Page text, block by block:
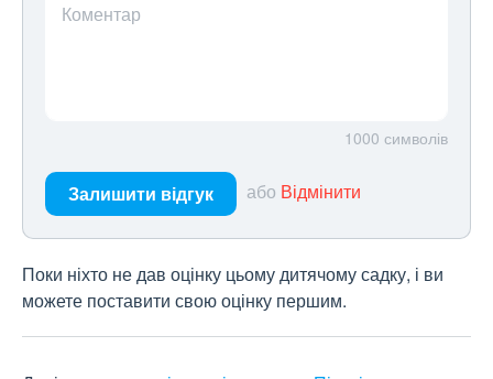
Коментар
1000 символів
Залишити відгук або Відмінити
Поки ніхто не дав оцінку цьому дитячому садку, і ви
можете поставити свою оцінку першим.